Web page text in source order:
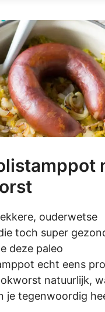
ouderwetse
toch super
deze paleo
echt eens
natuurlijk,
je tegenwoordig